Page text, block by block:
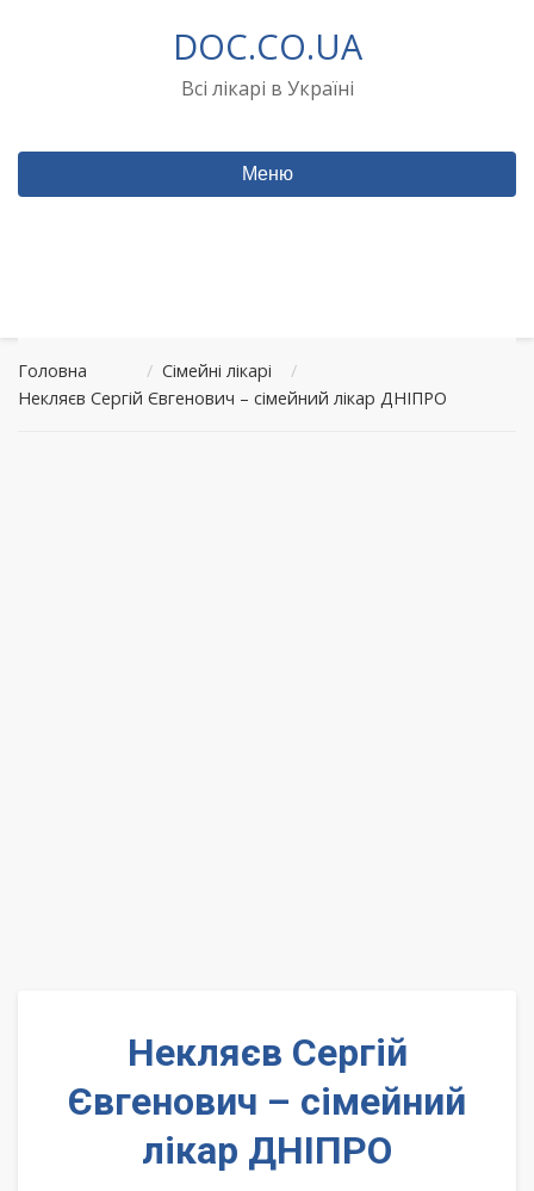
DOC.CO.UA
Всі лікарі в Україні
Меню
Головна / Сімейні лікарі
/
Некляєв Сергій Євгенович – сімейний лікар ДНІПРО
Некляєв Сергій
Євгенович – сімейний
лікар ДНІПРО